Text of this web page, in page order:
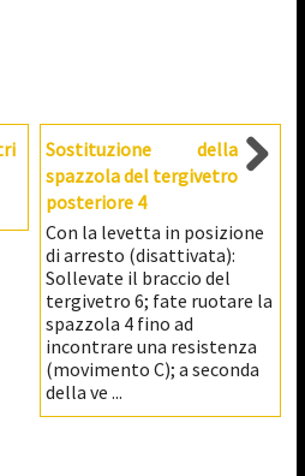
Sostituzione della
spazzola del tergivetro
posteriore 4
Con la levetta in posizione
di arresto (disattivata):
Sollevate il braccio del
tergivetro 6; fate ruotare la
spazzola 4 fino ad
incontrare una resistenza
(movimento C); a seconda
della ve ...